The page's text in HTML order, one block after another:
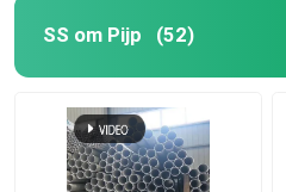
SS om Pijp (52)